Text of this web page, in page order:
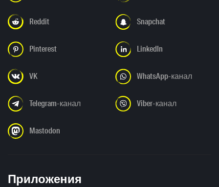
Reddit Snapchat
Pinterest LinkedIn
VK WhatsApp-канал
Telegram-канал Viber-канал
Mastodon
Приложения